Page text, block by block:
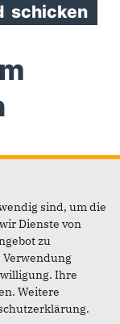
schicken
um die
zu
und dass es
sind, um die
Dienste von
zu
Ihre
Weitere